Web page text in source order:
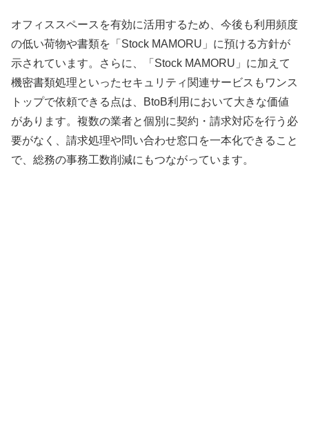
オフィススペースを有効に活用するため、今後も利用頻度
の低い荷物や書類を「Stock MAMORU」に預ける方針が
示されています。さらに、「Stock MAMORU」に加えて
機密書類処理といったセキュリティ関連サービスもワンス
トップで依頼できる点は、BtoB利用において大きな価値
があります。複数の業者と個別に契約・請求対応を行う必
要がなく、請求処理や問い合わせ窓口を一本化できること
で、総務の事務工数削減にもつながっています。